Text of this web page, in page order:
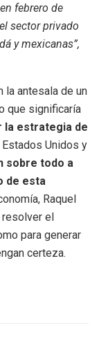
febrero de
sector privado
y mexicanas”,
la antesala de un
que significaría
la estrategia de
Estados Unidos y
sobre todo a
de esta
Raquel
resolver el
para generar
certeza.